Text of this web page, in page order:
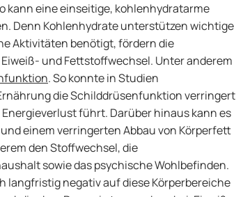
kann eine einseitige, kohlenhydratarme
Denn Kohlenhydrate unterstützen wichtige
Aktivitäten benötigt, fördern die
und Fettstoffwechsel. Unter anderem
. So konnte in Studien
die Schilddrüsenfunktion verringert
führt. Darüber hinaus kann es
einem verringerten Abbau von Körperfett
den Stoffwechsel, die
sowie das psychische Wohlbefinden.
langfristig negativ auf diese Körperbereiche